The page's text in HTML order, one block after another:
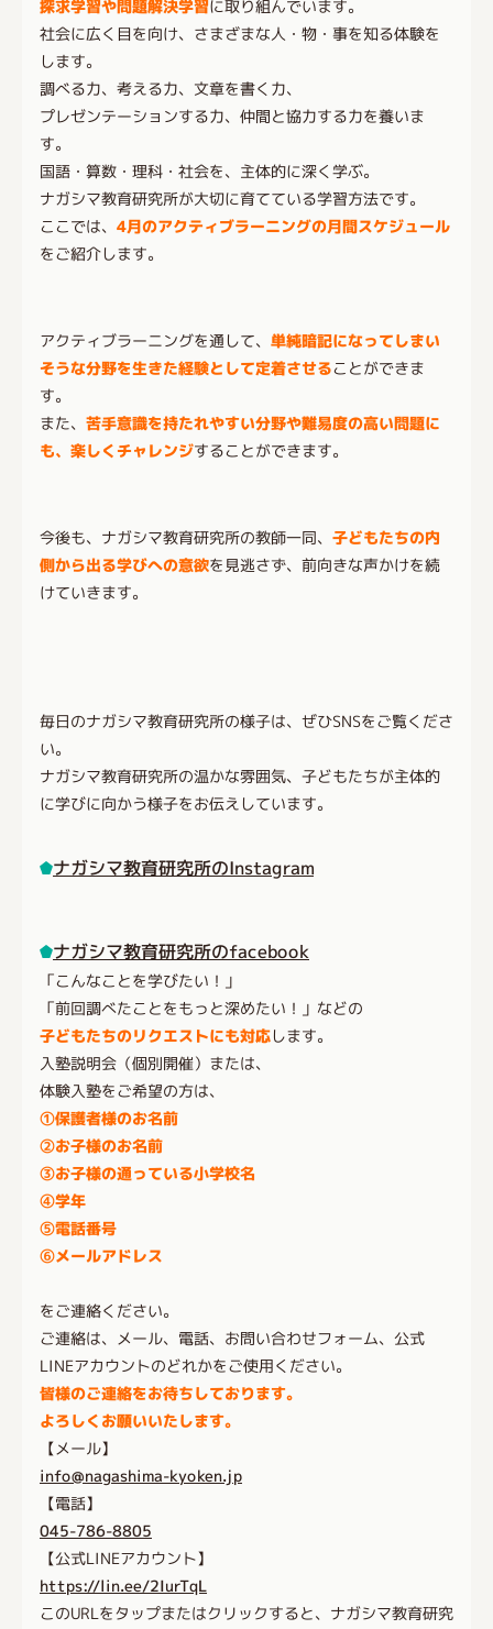
探求学習や問題解決学習に取り組んでいます。
社会に広く目を向け、さまざまな人・物・事を知る体験を
します。
調べる力、考える力、文章を書く力、
プレゼンテーションする力、仲間と協力する力を養いま
す。
国語・算数・理科・社会を、主体的に深く学ぶ。
ナガシマ教育研究所が大切に育てている学習方法です。
ここでは、4月のアクティブラーニングの月間スケジュール
をご紹介します。
アクティブラーニングを通して、単純暗記になってしまい
そうな分野を生きた経験として定着させることができま
す。
また、苦手意識を持たれやすい分野や難易度の高い問題に
も、楽しくチャレンジすることができます。
今後も、ナガシマ教育研究所の教師一同、子どもたちの内
側から出る学びへの意欲を見逃さず、前向きな声かけを続
けていきます。
毎日のナガシマ教育研究所の様子は、ぜひSNSをご覧くださ
い。
ナガシマ教育研究所の温かな雰囲気、子どもたちが主体的
に学びに向かう様子をお伝えしています。
ナガシマ教育研究所のInstagram
ナガシマ教育研究所のfacebook
「こんなことを学びたい！」
「前回調べたことをもっと深めたい！」などの
子どもたちのリクエストにも対応します。
入塾説明会（個別開催）または、
体験入塾をご希望の方は、
①保護者様のお名前
②お子様のお名前
③お子様の通っている小学校名
④学年
⑤電話番号
⑥メールアドレス
をご連絡ください。
ご連絡は、メール、電話、お問い合わせフォーム、公式
LINEアカウントのどれかをご使用ください。
皆様のご連絡をお待ちしております。
よろしくお願いいたします。
【メール】
info@nagashima-kyoken.jp
【電話】
045-786-8805
【公式LINEアカウント】
https://lin.ee/2IurTqL
このURLをタップまたはクリックすると、ナガシマ教育研究